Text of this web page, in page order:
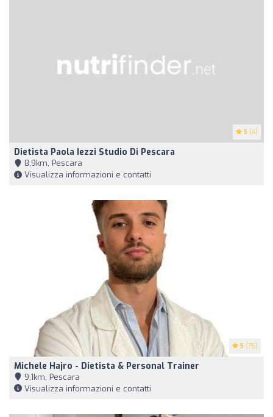
5 (4)
Dietista Paola Iezzi Studio Di Pescara
8,9km, Pescara
Visualizza informazioni e contatti
5 (75)
Michele Hajro - Dietista & Personal Trainer
9,1km, Pescara
Visualizza informazioni e contatti